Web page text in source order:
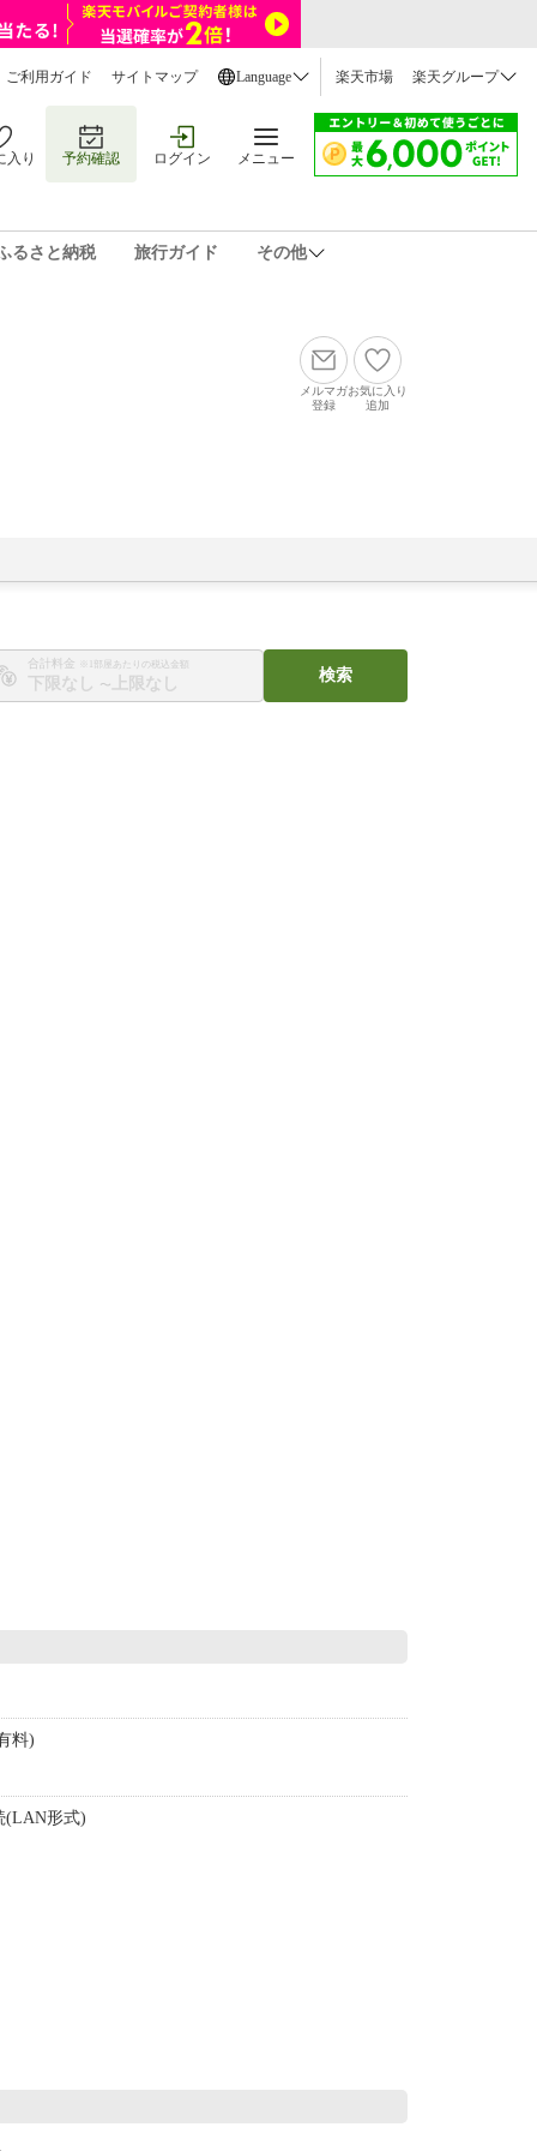
ご利用ガイド サイトマップ Language 楽天市場 楽天グループ
入り 予約確認 ログイン メニュー
るさと納税 旅行ガイド その他
メルマガ
登録
お気に入り
追加
合計料金 ※1部屋あたりの税込金額
〜
検索
料)
(LAN形式)